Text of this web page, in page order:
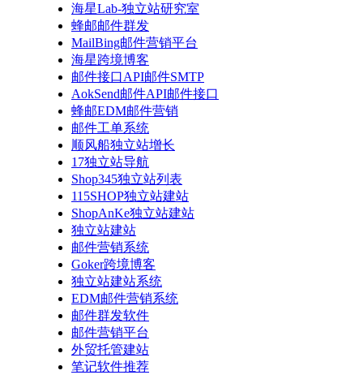
海星Lab-独立站研究室
蜂邮邮件群发
MailBing邮件营销平台
海星跨境博客
邮件接口API邮件SMTP
AokSend邮件API邮件接口
蜂邮EDM邮件营销
邮件工单系统
顺风船独立站增长
17独立站导航
Shop345独立站列表
115SHOP独立站建站
ShopAnKe独立站建站
独立站建站
邮件营销系统
Goker跨境博客
独立站建站系统
EDM邮件营销系统
邮件群发软件
邮件营销平台
外贸托管建站
笔记软件推荐